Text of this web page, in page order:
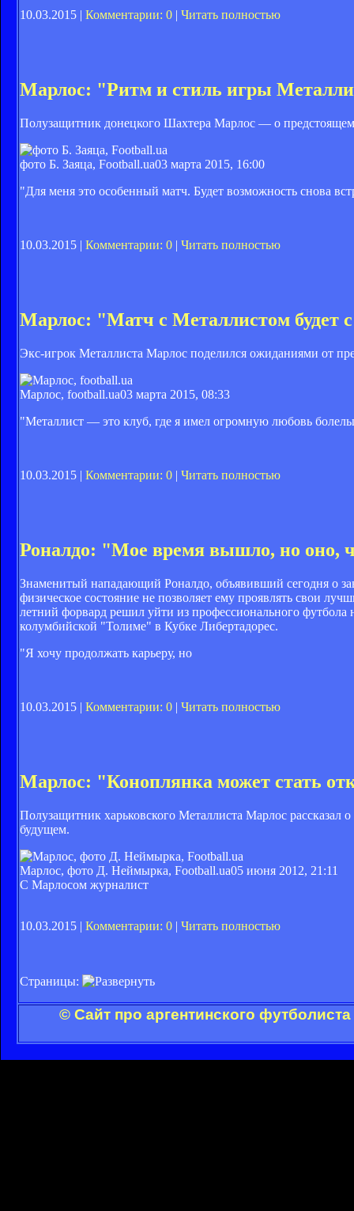
10.03.2015 | Комментарии: 0 Читать полностью
Марлос: "Ритм и стиль игры
Полузащитник донецкого Шахтера Марлос — о
фото Б. Заяца, Football.ua03 марта 2015, 16:00
"Для меня это особенный матч. Будет возможность снова
10.03.2015 | Комментарии: 0 | Читать полностью
Марлос: "Матч с Металлистом будет
Экс-игрок Металлиста Марлос поделился ожиданиями от
Марлос, football.ua03 марта 2015, 08:33
"Металлист — это клуб, где я имел огромную любовь
10.03.2015 | Комментарии: 0 | Читать полностью
Роналдо: "Мое время вышло, но оно,
Знаменитый нападающий Роналдо, объявивший сегодня о
физическое состояние не позволяет ему проявлять свои
летний форвард решил уйти из профессионального
колумбийской "Толиме" в Кубке Либертадорес.
"Я хочу продолжать карьеру, но
10.03.2015 | Комментарии: 0 | Читать полностью
Марлос: "Коноплянка может стать
Полузащитник харьковского Металлиста Марлос
будущем.
Марлос, фото Д. Неймырка, Football.ua05 июня 2012, 21:11
С Марлосом журналист
10.03.2015 | Комментарии: 0 | Читать полностью
Страницы:
© Сайт про аргентинского